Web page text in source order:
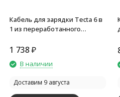
Кабель для зарядки Tecta 6 в
1 из переработанного
сплошной черный
1 738₽
В наличии
Доставим 9 августа